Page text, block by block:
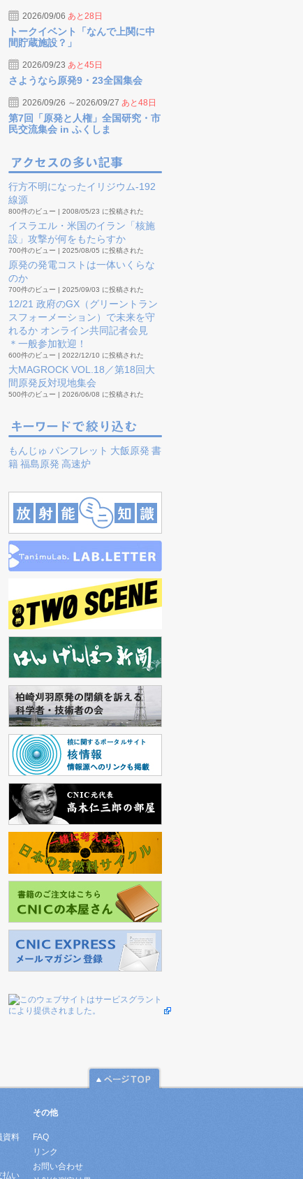
2026/09/06 あと28日
トークイベント「なんで上関に中
間貯蔵施設？」
2026/09/23 あと45日
さようなら原発9・23全国集会
2026/09/26 ～2026/09/27 あと48日
第7回「原発と人権」全国研究・市
民交流集会 in ふくしま
行方不明になったイリジウム-192
線源
800件のビュー | 2008/05/23 に投稿された
イスラエル・米国のイラン「核施
設」攻撃が何をもたらすか
700件のビュー | 2025/08/05 に投稿された
原発の発電コストは一体いくらな
のか
700件のビュー | 2025/09/03 に投稿された
12/21 政府のGX（グリーントラン
スフォーメーション）で未来を守
れるか オンライン共同記者会見
＊一般参加歓迎！
600件のビュー | 2022/12/10 に投稿された
大MAGROCK VOL.18／第18回大
間原発反対現地集会
500件のビュー | 2026/06/08 に投稿された
もんじゅ パンフレット 大飯原発 書
籍福島原発 高速炉
資料
払い
その他
FAQ
リンク
お問い合わせ